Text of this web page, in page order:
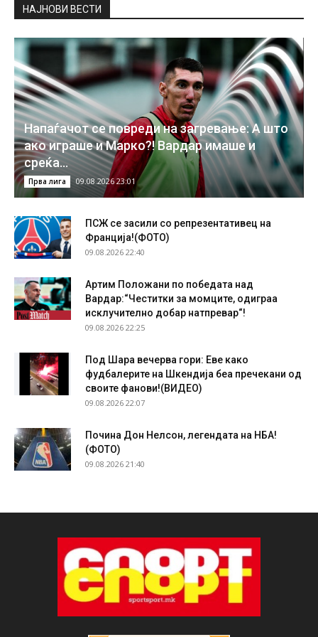
НAЈНОВИ ВЕСТИ
Напаѓачот се повреди на загревање: А што
ако играше и Марко?! Вардар имаше и
среќа…
Прва лига 09.08.2026 23:01
ПСЖ се засили со репрезентативец на
Франција!(ФОТО)
09.08.2026 22:40
Артим Положани по победата над
Вардар:“Честитки за момците, одиграа
исклучително добар натпревар“!
09.08.2026 22:25
Под Шара вечерва гори: Еве како
фудбалерите на Шкендија беа пречекани од
своите фанови!(ВИДЕО)
09.08.2026 22:07
Почина Дон Нелсон, легендата на НБА!
(ФОТО)
09.08.2026 21:40